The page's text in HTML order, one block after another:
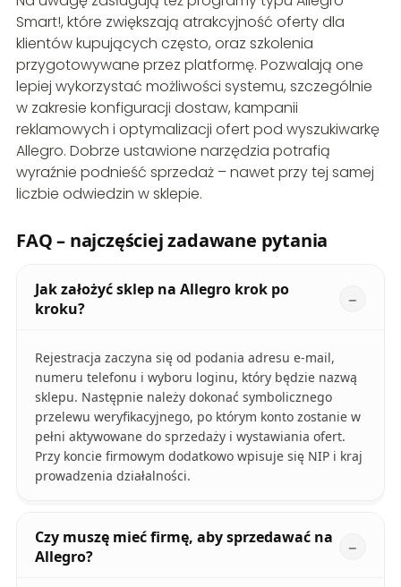
Smart!, które zwiększają atrakcyjność oferty dla
klientów kupujących często, oraz szkolenia
przygotowywane przez platformę. Pozwalają one
lepiej wykorzystać możliwości systemu, szczególnie
w zakresie konfiguracji dostaw, kampanii
reklamowych i optymalizacji ofert pod wyszukiwarkę
Allegro. Dobrze ustawione narzędzia potrafią
wyraźnie podnieść sprzedaż – nawet przy tej samej
liczbie odwiedzin w sklepie.
FAQ – najczęściej zadawane pytania
Jak założyć sklep na Allegro krok po
kroku?
Rejestracja zaczyna się od podania adresu e-mail,
numeru telefonu i wyboru loginu, który będzie nazwą
sklepu. Następnie należy dokonać symbolicznego
przelewu weryfikacyjnego, po którym konto zostanie w
pełni aktywowane do sprzedaży i wystawiania ofert.
Przy koncie firmowym dodatkowo wpisuje się NIP i kraj
prowadzenia działalności.
Czy muszę mieć firmę, aby sprzedawać na
Allegro?